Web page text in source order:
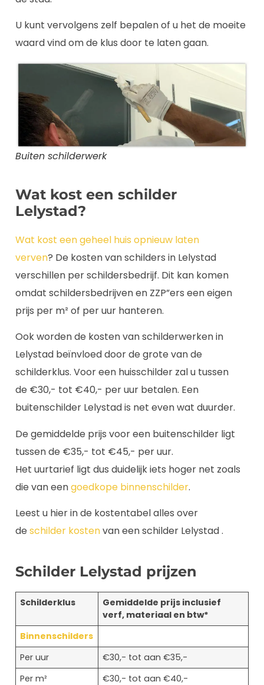
U kunt vervolgens zelf bepalen of u het de moeite
waard vind om de klus door te laten gaan.
Buiten schilderwerk
Wat kost een schilder
Lelystad?
Wat kost een geheel huis opnieuw laten
verven? De kosten van schilders in Lelystad
verschillen per schildersbedrijf. Dit kan komen
omdat schildersbedrijven en ZZP”ers een eigen
prijs per m² of per uur hanteren.
Ook worden de kosten van schilderwerken in
Lelystad beïnvloed door de grote van de
schilderklus. Voor een huisschilder zal u tussen
de €30,- tot €40,- per uur betalen. Een
buitenschilder Lelystad is net even wat duurder.
De gemiddelde prijs voor een buitenschilder ligt
tussen de €35,- tot €45,- per uur.
Het uurtarief ligt dus duidelijk iets hoger net zoals
die van eengoedkope binnenschilder.
Leest u hier in de kostentabel alles over
de schilder kostenvan een schilder Lelystad .
Schilder Lelystad prijzen
Schilderklus
Gemiddelde prijs inclusief
verf, materiaal en btw*
Binnenschilders
Per uur
€30,- tot aan €35,-
Per m²
€30,- tot aan €40,-